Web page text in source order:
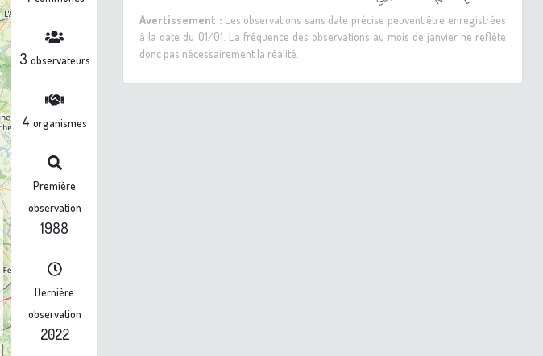
3 observateurs
4 organismes
Première
observation
1988
Dernière
observation
2022
Avertissement :Les observations sans date précise peuvent être enregistrées
à la date du 01/01. La fréquence des observations au mois de janvier ne reflète
donc pas nécessairement la réalité.